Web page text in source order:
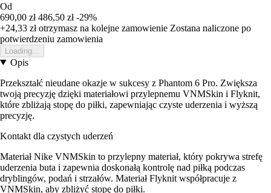
Od
690,00 zł 486,50 zł -29%
+24,33 złotrzymasz na kolejne zamowienie Zostana naliczone po
potwierdzeniu zamowienia
Loading...
Opis
Przekształć nieudane okazje w sukcesy z Phantom 6 Pro. Zwiększa
twoją precyzję dzięki materiałowi przylepnemu VNMSkin i Flyknit,
które zbliżają stopę do piłki, zapewniając czyste uderzenia i wyższą
precyzję.
Kontakt dla czystych uderzeń
Materiał Nike VNMSkin to przylepny materiał, który pokrywa strefę
uderzenia buta i zapewnia doskonałą kontrolę nad piłką podczas
dryblingów, podań i strzałów. Materiał Flyknit współpracuje z
VNMSkin, aby zbliżyć stopę do piłki.